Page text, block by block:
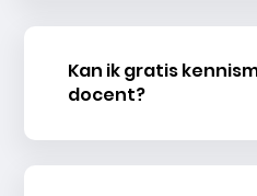
Kan ik gratis
docent?